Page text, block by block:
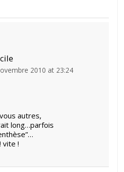
2010 at 23:24
autres,
long…parfois
vite !